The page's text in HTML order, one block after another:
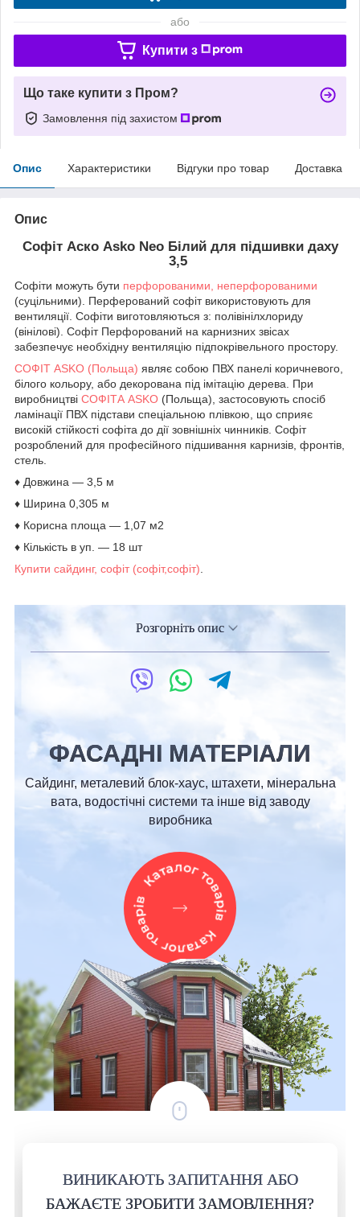
або
Купити з
Що таке купити з Пром?
Замовлення під захистом
Опис Характеристики Відгуки про товар Доставка
Опис
Софіт Аско Asko Neo Білий для підшивки даху
3,5
Софіти можуть бути перфорованими, неперфорованими
(суцільними). Перферований софіт використовують для
вентиляції. Софіти виготовляються з: полівінілхлориду
(вінілові). Софіт Перфорований на карнизних звісах
забезпечує необхідну вентиляцію підпокрівельного простору.
СОФІТ ASKO (Польща) являє собою ПВХ панелі коричневого,
білого кольору, або декорована під імітацію дерева. При
виробництві СОФІТА ASKO (Польща), застосовують спосіб
ламінації ПВХ підстави спеціальною плівкою, що сприяє
високій стійкості софіта до дії зовнішніх чинників. Софіт
розроблений для професійного підшивання карнизів, фронтів,
стель.
♦ Довжина ― 3,5 м
♦ Ширина 0,305 м
♦ Корисна площа ― 1,07 м2
♦ Кількість в уп. ― 18 шт
Купити сайдинг, софіт (софіт,софіт)
Розгорніть опис
ФАСАДНІ МАТЕРІАЛИ
Сайдинг, металевий блок-хаус, штахети, мінеральна
вата, водостічні системи та інше від заводу
виробника
ВИНИКАЮТЬ ЗАПИТАННЯ АБО
БАЖАЄТЕ ЗРОБИТИ ЗАМОВЛЕННЯ?